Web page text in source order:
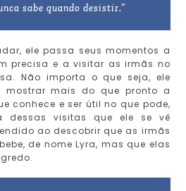
sabe quando desistir.”
ele passa seus momentos a
precisa e a visitar as irmãs no
Não importa o que seja, ele
mostrar mais do que pronto a
conhece e ser útil no que pode,
visitas que ele se vê
ao descobrir que as irmãs
de nome Lyra, mas que elas